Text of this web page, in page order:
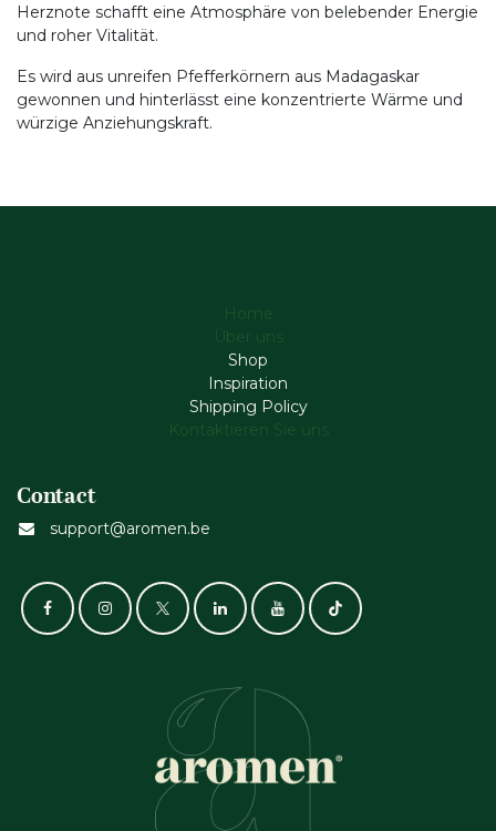
Herznote schafft eine Atmosphäre von belebender Energie
und roher Vitalität.
Es wird aus unreifen Pfefferkörnern aus Madagaskar
gewonnen und hinterlässt eine konzentrierte Wärme und
würzige Anziehungskraft.
Home
Über uns
Shop
Inspiration
Shipping Policy
Kontaktieren Sie uns
Contact
support@aromen.be